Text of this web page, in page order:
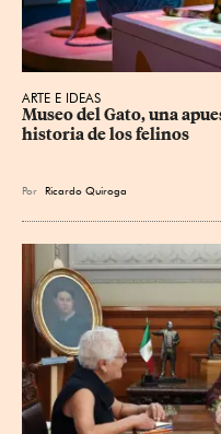
ARTE E IDEAS
Museo del Gato, una
historia de los felinos
Por Ricardo Quiroga